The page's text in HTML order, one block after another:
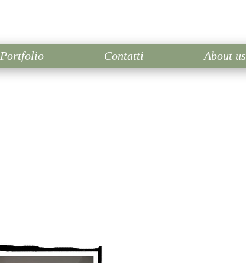
Portfolio Contatti About us